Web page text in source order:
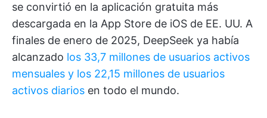
se convirtió en la aplicación gratuita más
descargada en la App Store de iOS de EE. UU. A
finales de enero de 2025, DeepSeek ya había
alcanzado los 33,7 millones de usuarios activos
mensuales y los 22,15 millones de usuarios
activos diarios en todo el mundo.